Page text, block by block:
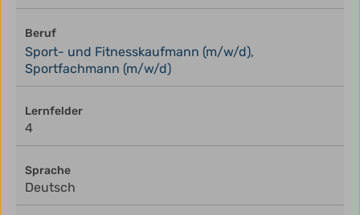
Beruf
Sport- und Fitnesskaufmann (m/w/d),
Sportfachmann (m/w/d)
Lernfelder
4
Sprache
Deutsch